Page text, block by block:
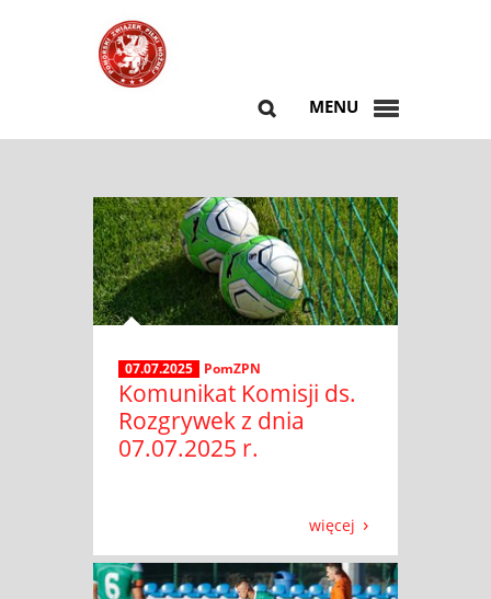
MENU
07.07.2025 PomZPN
Komunikat Komisji ds.
Rozgrywek z dnia
07.07.2025 r.
więcej